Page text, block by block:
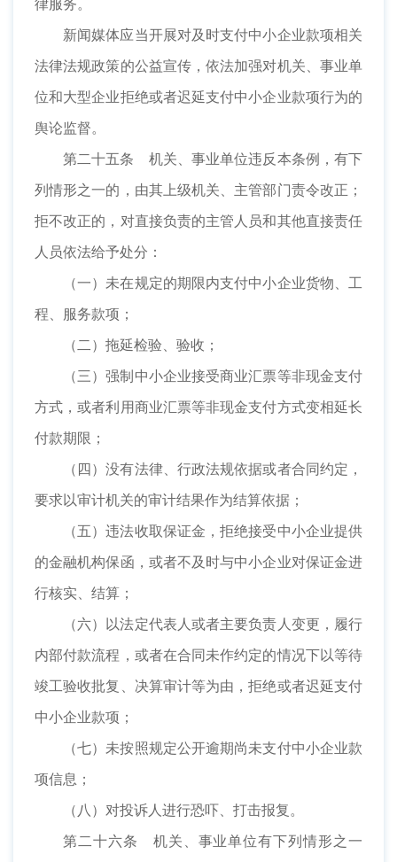
律服务。
新闻媒体应当开展对及时支付中小企业款项相关
法律法规政策的公益宣传，依法加强对机关、事业单
位和大型企业拒绝或者迟延支付中小企业款项行为的
舆论监督。
第二十五条 机关、事业单位违反本条例，有下
列情形之一的，由其上级机关、主管部门责令改正；
拒不改正的，对直接负责的主管人员和其他直接责任
人员依法给予处分：
（一）未在规定的期限内支付中小企业货物、工
程、服务款项；
（二）拖延检验、验收；
（三）强制中小企业接受商业汇票等非现金支付
方式，或者利用商业汇票等非现金支付方式变相延长
付款期限；
（四）没有法律、行政法规依据或者合同约定，
要求以审计机关的审计结果作为结算依据；
（五）违法收取保证金，拒绝接受中小企业提供
的金融机构保函，或者不及时与中小企业对保证金进
行核实、结算；
（六）以法定代表人或者主要负责人变更，履行
内部付款流程，或者在合同未作约定的情况下以等待
竣工验收批复、决算审计等为由，拒绝或者迟延支付
中小企业款项；
（七）未按照规定公开逾期尚未支付中小企业款
项信息；
（八）对投诉人进行恐吓、打击报复。
第二十六条 机关、事业单位有下列情形之一